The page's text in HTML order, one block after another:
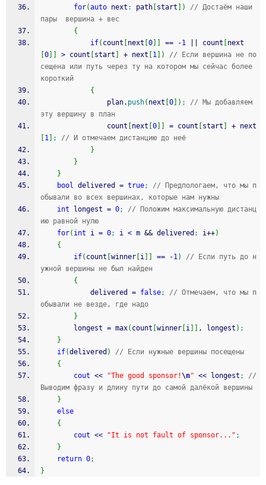
for(auto next : path start )
// Достаём наши
пары  вершина + вес
{
if( count next 0 == -1 count
next
0 > count start + next 1 )
// Если вершина не по
сещена или путь через ту на котором мы сейчас более
короткий
{
				plan.
push( next 0 ) ;
// Мы добавляем
эту вершину в план
				count
next 0 = count start + next
1 ;
// И отмечаем дистанцию до неё
}
}
}
bool delivered = true;
// Предпологаем, что мы п
обывали во всех вершинах, которые нам нужны
int longest = 0;
// Положим максимальную дистанц
ию равной нулю
for( int i = 0; i < m && delivered ; i++)
{
if( count winner i == -1)
// Если путь до н
ужной вершины не был найден
{
			delivered
= false;
// Отмечаем, что мы п
обывали не везде, где надо
}
		longest
= max( count winner i , longest ) ;
}
if(delivered )
// Если нужные вершины посещены
{
cout << "The good sponsor!\n" << longest ;
//
Выводим фразу и длину пути до самой далёкой вершины
}
else
{
cout << "It is not fault of sponsor..." ;
}
return 0;
}